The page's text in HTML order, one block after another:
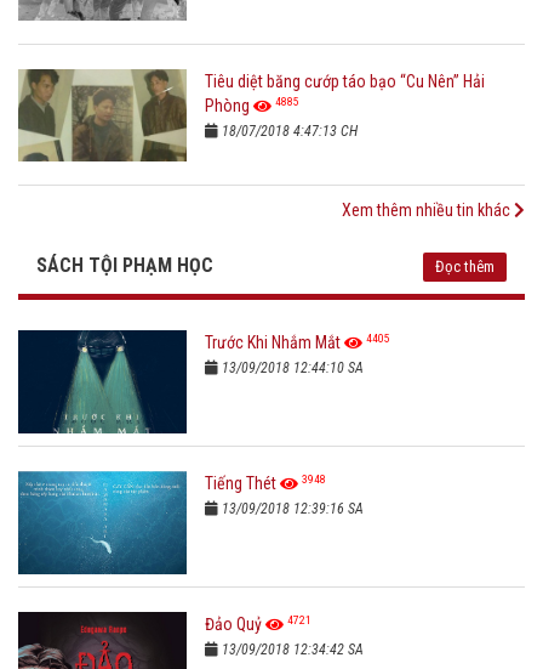
Tiêu diệt băng cướp táo bạo “Cu Nên” Hải
Phòng
4885
18/07/2018 4:47:13 CH
Xem thêm nhiều tin khác
SÁCH TỘI PHẠM HỌC Đọc thêm
Trước Khi Nhắm Mắt 4405
13/09/2018 12:44:10 SA
Tiếng Thét 3948
13/09/2018 12:39:16 SA
Đảo Quỷ 4721
13/09/2018 12:34:42 SA